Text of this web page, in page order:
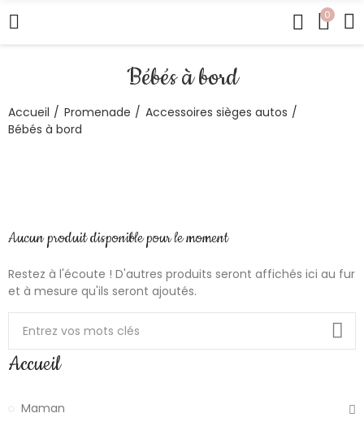
0
Bébés à bord
Accueil Promenade
Accessoires sièges autos
Bébés à bord
Aucun produit disponible pour le moment
Restez à l'écoute ! D'autres produits seront affichés ici au fur
et à mesure qu'ils seront ajoutés.
Accueil
Maman